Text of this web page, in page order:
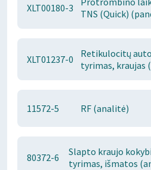
XLT00180-3
TNS (Quick)
XLT01237-0
Retikulocitų
tyrimas, kraujas
11572-5 RF (analitė)
80372-6
Slapto kraujo
tyrimas, išmatos